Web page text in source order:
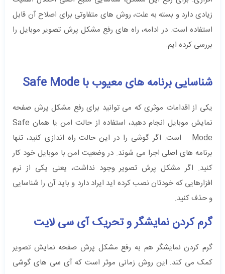
زیادی دارد و بسته به علت، روش‌ های متفاوتی برای اصلاح آن قابل
استفاده است. در ادامه، راه‌ های رفع مشکل پرش تصویر موبایل را
بررسی کرده‌ ایم.
شناسایی برنامه های معیوب با Safe Mode
یکی از اقدامات موثری که می توانید برای رفع مشکل پرش صفحه
نمایش موبایل انجام دهید، استفاده از حالت امن یا همان Safe
Mode است. اگر گوشی را در این حالت راه اندازی کنید، تنها
برنامه های اصلی اجرا می شوند. در وضعیت امن با موبایل خود کار
کنید. اگر مشکل پرش تصویر وجود نداشت، یعنی یکی از نرم
افزارهایی که خودتان نصب کرده اید ایراد دارد و باید آن را شناسایی
و حذف کنید.
گرم کردن نمایشگر و تحریک آی سی لایت
گرم کردن نمایشگر هم به رفع مشکل پرش صفحه نمایش تصویر
کمک می کند. این روش زمانی موثر است که آی سی های گوشی